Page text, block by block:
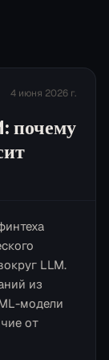
4 июня 2026 г.
почему
LLM.
из
модели
от